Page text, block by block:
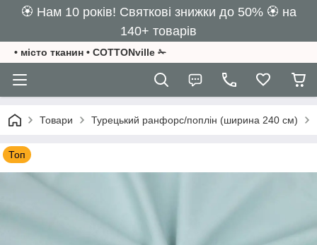
🏵️ Нам 10 років! Святкові знижки до 50% 🏵️ на
140+ товарів
• місто тканин • COTTONville ✁
Товари Турецький ранфорс/поплін (ширина 240 см)
Топ